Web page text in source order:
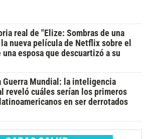
real de "Elize: Sombras de una
nueva película de Netflix sobre el
una esposa que descuartizó a su
Guerra Mundial: la inteligencia
reveló cuáles serían los primeros
en ser derrotados